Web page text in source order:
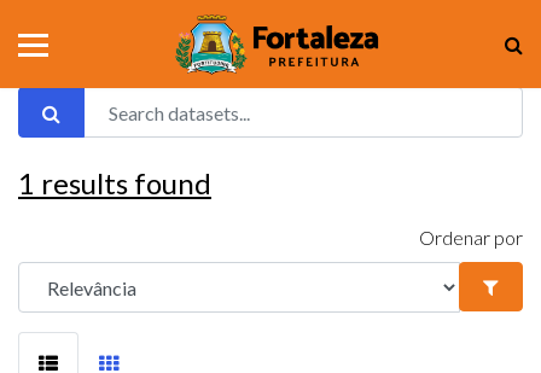
1 results found
Ordenar por